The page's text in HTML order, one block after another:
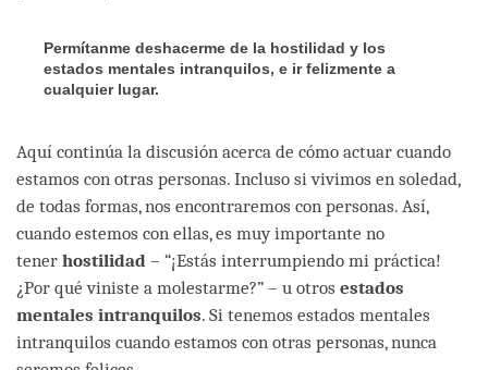
Permítanme deshacerme de la hostilidad y los
estados mentales intranquilos, e ir felizmente a
cualquier lugar.
Aquí continúa la discusión acerca de cómo actuar cuando
estamos con otras personas. Incluso si vivimos en soledad,
de todas formas, nos encontraremos con personas. Así,
cuando estemos con ellas, es muy importante no
tener hostilidad – “¡Estás interrumpiendo mi práctica!
¿Por qué viniste a molestarme?” – u otros estados
mentales intranquilos. Si tenemos estados mentales
intranquilos cuando estamos con otras personas, nunca